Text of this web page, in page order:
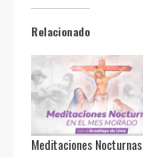
Relacionado
Meditaciones Nocturnas